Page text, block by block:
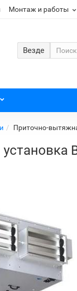
Монтаж и работы
Везде
Приточно-